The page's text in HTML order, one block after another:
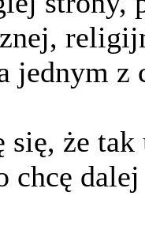
jednym z
się, że
chcę